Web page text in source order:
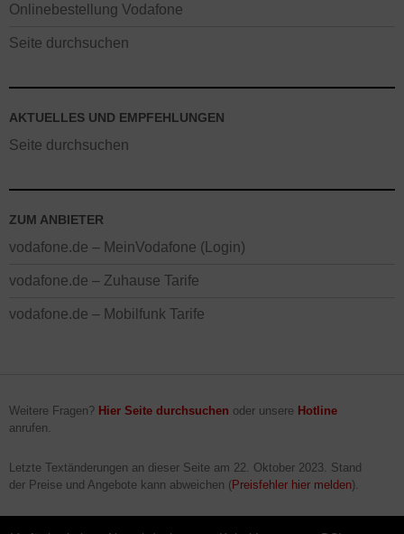
Onlinebestellung Vodafone
Seite durchsuchen
AKTUELLES UND EMPFEHLUNGEN
Seite durchsuchen
ZUM ANBIETER
vodafone.de – MeinVodafone (Login)
vodafone.de – Zuhause Tarife
vodafone.de – Mobilfunk Tarife
Weitere Fragen? Hier Seite durchsuchen oder unsere Hotline
anrufen.
Letzte Textänderungen an dieser Seite am 22. Oktober 2023. Stand
der Preise und Angebote kann abweichen (Preisfehler hier melden).